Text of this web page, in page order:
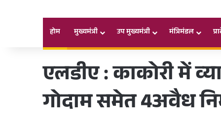
होम मुख्यमंत्री उप मुख्यमंत्री मंत्रिमंडल
एलडीए : काकोरी में
गोदाम समेत 4अवैध